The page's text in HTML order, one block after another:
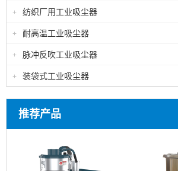
+ 纺织厂用工业吸尘器
+ 耐高温工业吸尘器
+ 脉冲反吹工业吸尘器
+ 装袋式工业吸尘器
推荐产品